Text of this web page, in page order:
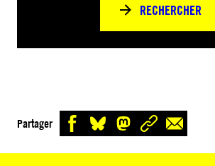
RECHERCHER
Partager